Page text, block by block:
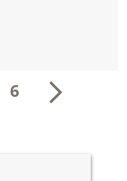
6 weiter